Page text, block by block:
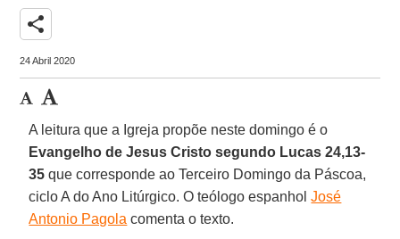
share
24 Abril 2020
A leitura que a Igreja propõe neste domingo é o
Evangelho de Jesus Cristo segundo Lucas 24,13-
35 que corresponde ao Terceiro Domingo da Páscoa,
ciclo A do Ano Litúrgico. O teólogo espanholJosé
Antonio Pagola comenta o texto.